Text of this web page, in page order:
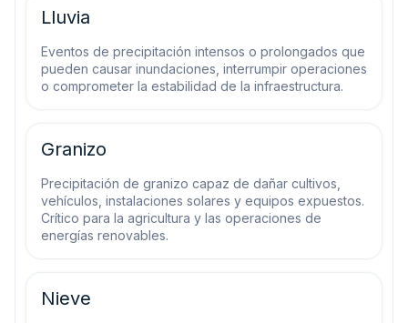
Lluvia
Eventos de precipitación intensos o prolongados que
pueden causar inundaciones, interrumpir operaciones
o comprometer la estabilidad de la infraestructura.
Granizo
Precipitación de granizo capaz de dañar cultivos,
vehículos, instalaciones solares y equipos expuestos.
Crítico para la agricultura y las operaciones de
energías renovables.
Nieve